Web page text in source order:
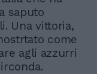
saputo
Una vittoria,
come
agli azzurri